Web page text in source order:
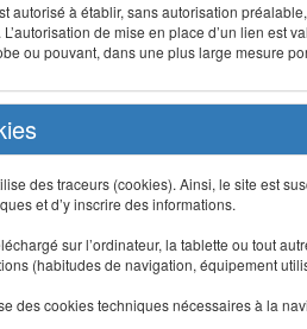
autorisé à établir, sans autorisation
de mise en place d’un lien
ou pouvant, dans une plus large mesure
des traceurs (cookies). Ainsi, le site est
et d’y inscrire des informations.
sur l’ordinateur, la tablette ou tout
(habitudes de navigation, équipement
des cookies techniques nécessaires à la